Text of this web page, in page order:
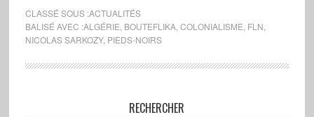
CLASSÉ SOUS :ACTUALITÉS
BALISÉ AVEC :ALGÉRIE BOUTEFLIKA, COLONIALISME FLN
NICOLAS SARKOZY, PIEDS-NOIRS
RECHERCHER